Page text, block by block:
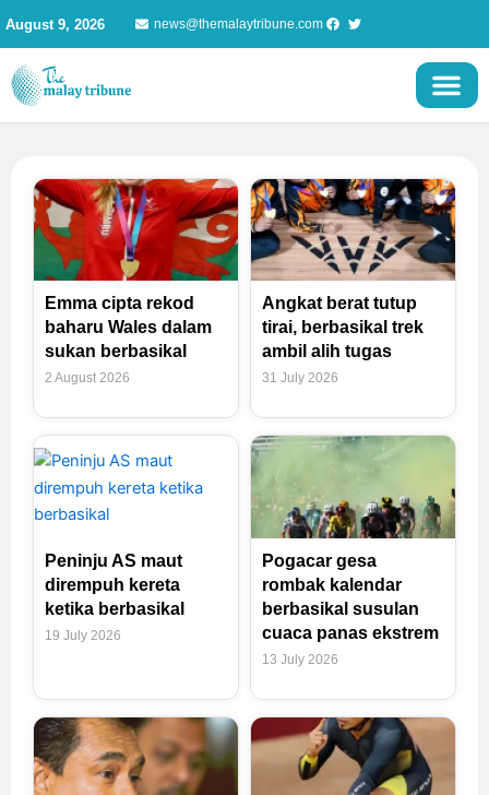
content
August 9, 2026 news@themalaytribune.com
Emma cipta rekod
baharu Wales dalam
sukan berbasikal
2 August 2026
Angkat berat tutup
tirai, berbasikal trek
ambil alih tugas
31 July 2026
Peninju AS maut
dirempuh kereta
ketika berbasikal
19 July 2026
Pogacar gesa
rombak kalendar
berbasikal susulan
cuaca panas ekstrem
13 July 2026
PagePagePage Page